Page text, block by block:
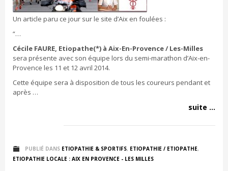
Un article paru ce jour sur le site d’Aix en foulées :
“…
Cécile FAURE, Etiopathe(*) à Aix-En-Provence / Les-Milles
sera présente avec son équipe lors du semi-marathon d’Aix-en-
Provence les 11 et 12 avril 2014.
Cette équipe sera à disposition de tous les coureurs pendant et
après …
suite ...
PUBLIÉ DANS ETIOPATHIE & SPORTIFS, ETIOPATHIE / ETIOPATHE,
ETIOPATHIE LOCALE : AIX EN PROVENCE - LES MILLES